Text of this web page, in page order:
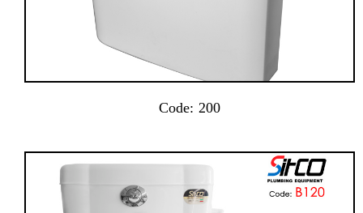
Code: 200